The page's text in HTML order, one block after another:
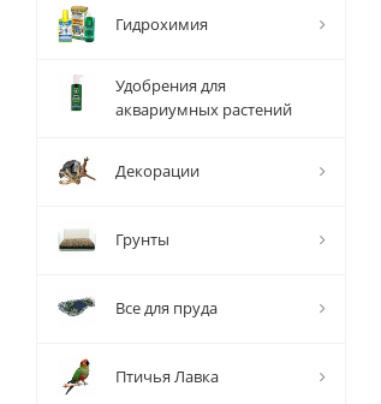
Гидрохимия
Удобрения для
аквариумных растений
Декорации
Грунты
Все для пруда
Птичья Лавка